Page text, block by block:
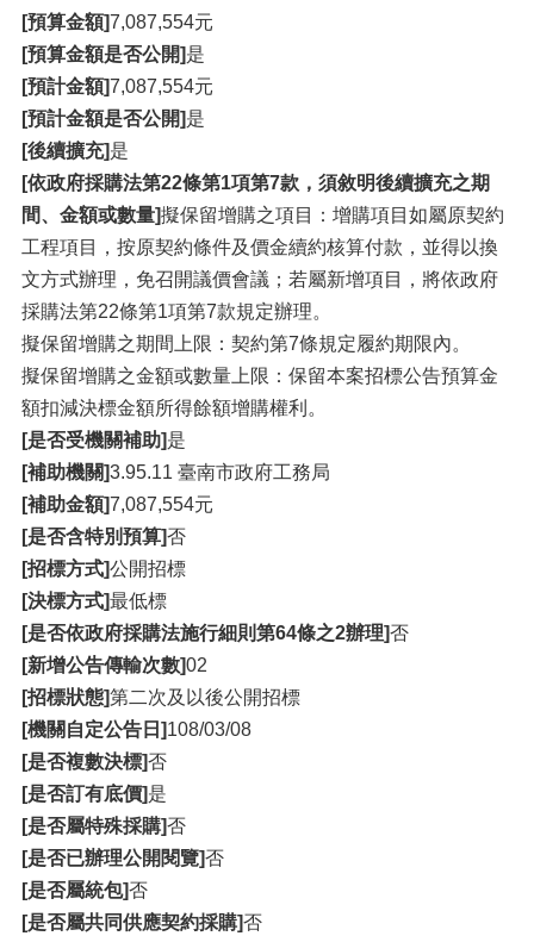
[預算金額]7,087,554元
[預算金額是否公開]是
[預計金額]7,087,554元
[預計金額是否公開]是
[後續擴充]是
[依政府採購法第22條第1項第7款，須敘明後續擴充之期
間、金額或數量]擬保留增購之項目：增購項目如屬原契約
工程項目，按原契約條件及價金續約核算付款，並得以換
文方式辦理，免召開議價會議；若屬新增項目，將依政府
採購法第22條第1項第7款規定辦理。
擬保留增購之期間上限：契約第7條規定履約期限內。
擬保留增購之金額或數量上限：保留本案招標公告預算金
額扣減決標金額所得餘額增購權利。
[是否受機關補助]是
[補助機關]3.95.11 臺南市政府工務局
[補助金額]7,087,554元
[是否含特別預算]否
[招標方式]公開招標
[決標方式]最低標
[是否依政府採購法施行細則第64條之2辦理]否
[新增公告傳輸次數]02
[招標狀態]第二次及以後公開招標
[機關自定公告日]108/03/08
[是否複數決標]否
[是否訂有底價]是
[是否屬特殊採購]否
[是否已辦理公開閱覽]否
[是否屬統包]否
[是否屬共同供應契約採購]否